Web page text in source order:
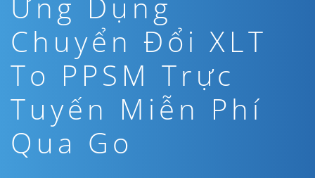
Chuyển Đổi XLT
To PPSM Trực
Tuyến Miễn Phí
Qua Go